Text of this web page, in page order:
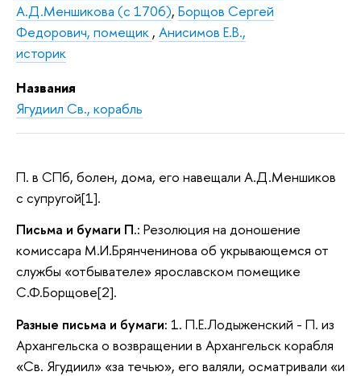
А.Д.Меншикова (с 1706), Борщов Сергей
Федорович, помещик , Анисимов Е.В.,
историк
Названия
Ягудиил Св., корабль
П. в СПб, болен, дома, его навещали А.Д.Меншиков
с супругой[1].
Письма и бумаги П.: Резолюция на доношение
комиссара М.И.Брянченинова об укрывающемся от
службы «отбывателе» ярославском помещике
С.Ф.Борщове[2].
Разные письма и бумаги: 1. П.Е.Лодыженский - П. из
Архангельска о возвращении в Архангельск корабля
«Св. Ягудиил» «за течью», его валяли, осматривали «и